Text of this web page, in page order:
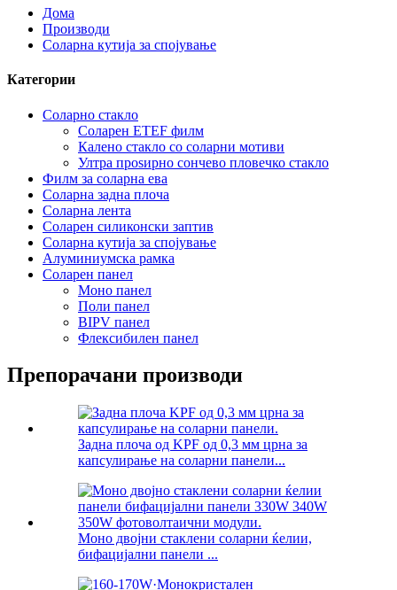
Дома
Производи
Соларна кутија за спојување
Категории
Соларно стакло
Соларен ETEF филм
Калено стакло со соларни мотиви
Ултра проѕирно сончево пловечко стакло
Филм за соларна ева
Соларна задна плоча
Соларна лента
Соларен силиконски заптив
Соларна кутија за спојување
Алуминиумска рамка
Соларен панел
Моно панел
Поли панел
BIPV панел
Флексибилен панел
Препорачани производи
Задна плоча од KPF од 0,3 мм црна за
капсулирање на соларни панели...
Моно двојни стаклени соларни ќелии,
бифацијални панели ...